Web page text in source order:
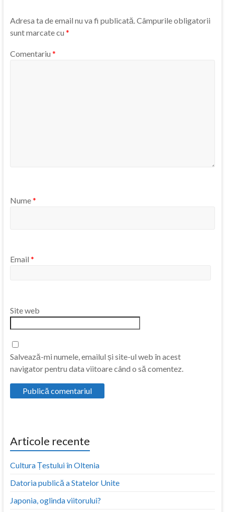
Adresa ta de email nu va fi publicată.Câmpurile obligatorii
sunt marcate cu *
Comentariu *
Nume*
Email *
Site web
Salvează-mi numele, emailul și site-ul web în acest
navigator pentru data viitoare când o să comentez.
Articole recente
Cultura Țestului în Oltenia
Datoria publică a Statelor Unite
Japonia, oglinda viitorului?